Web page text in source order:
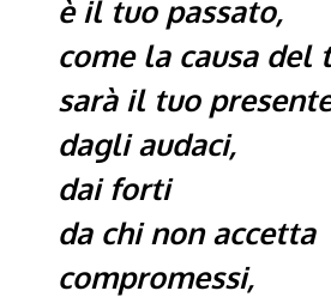
è il tuo passato,
come la causa del
sarà il tuo
dagli audaci,
dai forti
da chi non accetta
compromessi,